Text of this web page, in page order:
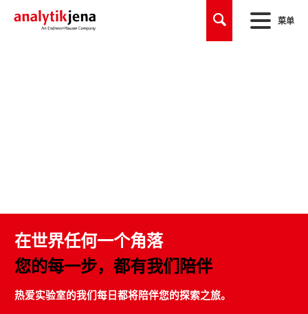
菜单
在世界任何一个角落
您的每一步，都有我们陪伴
热爱实验室的我们每日都将陪伴您的探索之旅。